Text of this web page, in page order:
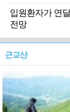
입원환자가 연
전망
근교산